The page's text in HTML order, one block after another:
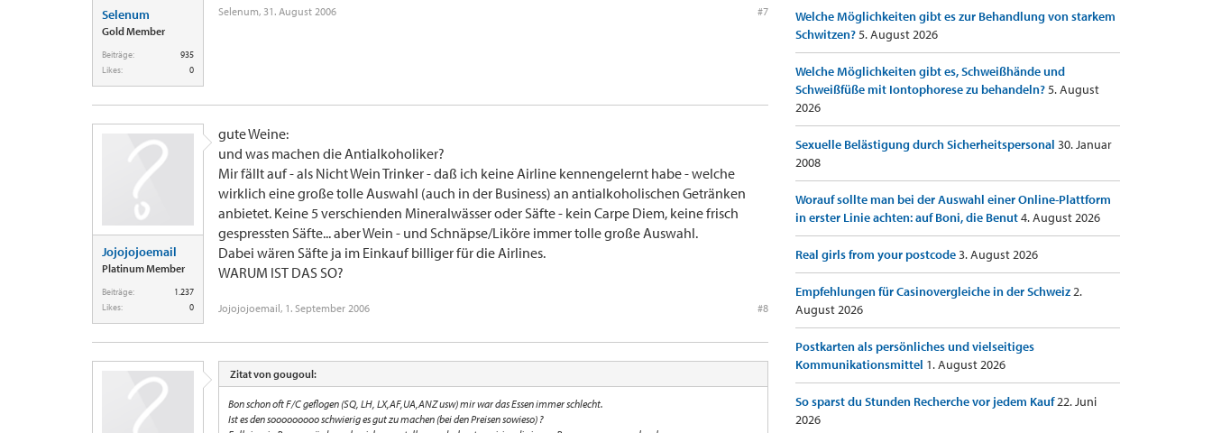
Selenum
Gold Member
Beiträge:
935
Likes:
0
Selenum, 31. August 2006 #7
Jojojojoemail
Platinum Member
Beiträge:
1.237
Likes:
0
gute Weine:
und was machen die Antialkoholiker?
Mir fällt auf - als Nicht Wein Trinker - daß ich keine Airline kennengelernt habe - welche
wirklich eine große tolle Auswahl (auch in der Business) an antialkoholischen Getränken
anbietet. Keine 5 verschienden Mineralwässer oder Säfte - kein Carpe Diem, keine frisch
gespressten Säfte... aber Wein - und Schnäpse/Liköre immer tolle große Auswahl.
Dabei wären Säfte ja im Einkauf billiger für die Airlines.
WARUM IST DAS SO?
Jojojojoemail, 1. September 2006 #8
Zitat von gougoul:
Bon schon oft F/C geflogen (SQ, LH, LX,AF,UA,ANZ usw) mir war das Essen immer schlecht.
Ist es den sooooooooo schwierig es gut zu machen (bei den Preisen sowieso) ?
Welche Möglichkeiten gibt es zur Behandlung von starkem
Schwitzen?5. August 2026
Welche Möglichkeiten gibt es, Schweißhände und
Schweißfüße mit Iontophorese zu behandeln?5. August
2026
Sexuelle Belästigung durch Sicherheitspersonal 30. Januar
2008
Worauf sollte man bei der Auswahl einer Online-Plattform
in erster Linie achten: auf Boni, die Benut4. August 2026
Real girls from your postcode3. August 2026
Empfehlungen für Casinovergleiche in der Schweiz2.
August 2026
Postkarten als persönliches und vielseitiges
Kommunikationsmittel 1. August 2026
So sparst du Stunden Recherche vor jedem Kauf22. Juni
2026